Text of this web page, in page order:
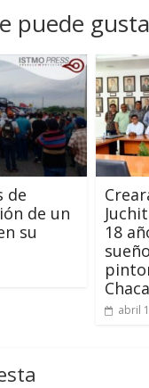
puede
de
de un
su
18
Chaca
abril